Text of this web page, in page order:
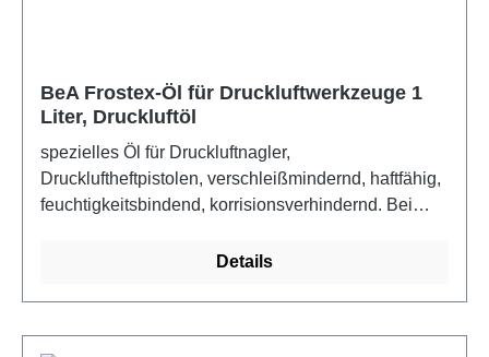
BeA Frostex-Öl für Druckluftwerkzeuge 1
Liter, Druckluftöl
spezielles Öl für Druckluftnagler,
Druckluftheftpistolen, verschleißmindernd, haftfähig,
feuchtigkeitsbindend, korrisionsverhindernd. Bei
Beanspruchung) des Öls in den Lufteinlass des
Details